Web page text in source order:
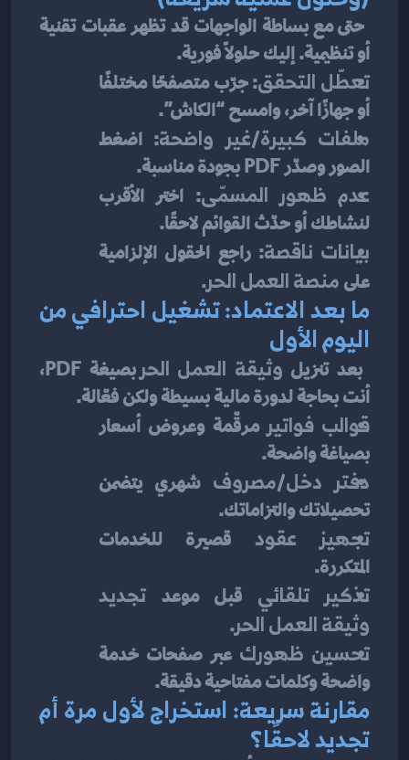
أو تنظيمية. إليك حلولًا فورية.
تعطّل التحقق
أو جهازًا آخر، وامسح “الكاش”.
ملفات كبيرة/غير واضحة : اضغط
الصور وصدّر PDF بجودة مناسبة.
عدم ظهور المسمّى
لنشاطك أو حدّث القوائم لاحقًا.
بيانات ناقصة : راجع الحقول الإلزامية
على منصة العمل الحر.
اليوم الأول
بعد تنزيل وثيقة العمل الحر
أنت بحاجة لدورة مالية بسيطة ولكن فعّالة.
قوالب فواتير مرقّمة وعروض أسعار
بصياغة واضحة.
دفتر دخل/مصروف
تحصيلاتك والتزاماتك.
تجهيز عقود
المتكررة.
تذكير تلقائي قبل موعد
تجديد
وثيقة العمل الحر.
تحسين ظهورك عبر صفحات خدمة
واضحة وكلمات مفتاحية دقيقة.
تجديد لاحقًا؟